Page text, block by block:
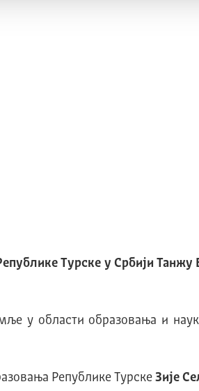
Турске у Србији Танжу
у области образовања и
Републике Турске Зије